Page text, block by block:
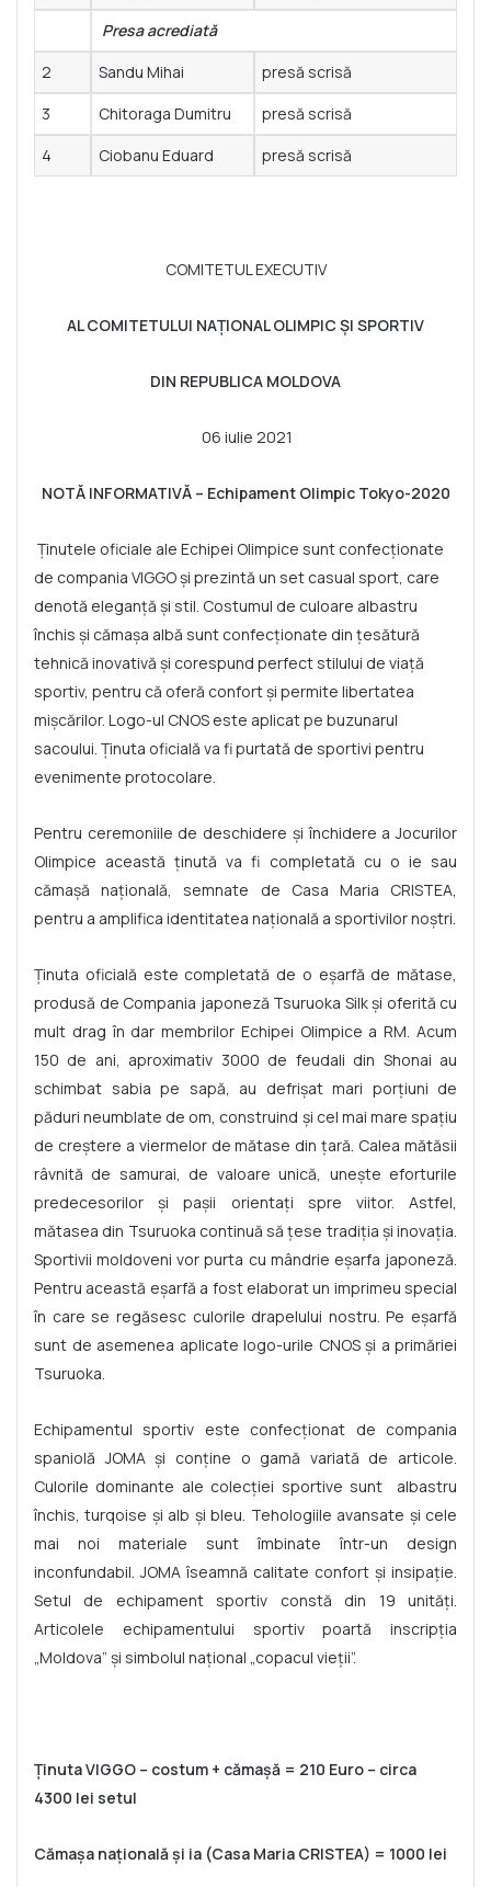
Presa acrediată
2
Sandu Mihai
presă scrisă
3
Chitoraga Dumitru
presă scrisă
4
Ciobanu Eduard presă scrisă
COMITETUL EXECUTIV
AL COMITETULUI NAŢIONAL OLIMPIC ȘI SPORTIV
DIN REPUBLICA MOLDOVA
06 iulie 2021
NOTĂ INFORMATIVĂ – Echipament Olimpic Tokyo-2020
Ținutele oficiale ale Echipei Olimpice sunt confecționate
de compania VIGGO și prezintă un set casual sport, care
denotă eleganță și stil. Costumul de culoare albastru
închis și cămașa albă sunt confecționate din țesătură
tehnică inovativă și corespund perfect stilului de viață
sportiv, pentru că oferă confort și permite libertatea
mișcărilor. Logo-ul CNOS este aplicat pe buzunarul
sacoului. Ținuta oficială va fi purtată de sportivi pentru
evenimente protocolare.
Pentru ceremoniile de deschidere și închidere a Jocurilor
Olimpice această ținută va fi completată cu o ie sau
cămașă națională, semnate de Casa Maria CRISTEA,
pentru a amplifica identitatea națională a sportivilor noștri.
Ținuta oficială este completată de o eșarfă de mătase,
produsă de Compania japoneză Tsuruoka Silk și oferită cu
mult drag în dar membrilor Echipei Olimpice a RM. Acum
150 de ani, aproximativ 3000 de feudali din Shonai au
schimbat sabia pe sapă, au defrișat mari porțiuni de
păduri neumblate de om, construind și cel mai mare spațiu
de creștere a viermelor de mătase din țară. Calea mătăsii
râvnită de samurai, de valoare unică, unește eforturile
predecesorilor și pașii orientați spre viitor. Astfel,
mătasea din Tsuruoka continuă să țese tradiția și inovația.
Sportivii moldoveni vor purta cu mândrie eșarfa japoneză.
Pentru această eșarfă a fost elaborat un imprimeu special
în care se regăsesc culorile drapelului nostru. Pe eșarfă
sunt de asemenea aplicate logo-urile CNOS și a primăriei
Tsuruoka.
Echipamentul sportiv este confecționat de compania
spaniolă JOMA și conține o gamă variată de articole.
Culorile dominante ale colecției sportive sunt albastru
închis, turqoise și alb și bleu. Tehologiile avansate și cele
mai noi materiale sunt îmbinate într-un design
inconfundabil. JOMA îseamnă calitate confort și insipație.
Setul de echipament sportiv constă din 19 unități.
Articolele echipamentului sportiv poartă inscripția
„Moldova” și simbolul național „copacul vieții”.
Ținuta VIGGO – costum + cămașă = 210 Euro – circa
4300 lei setul
Cămașa națională și ia (Casa Maria CRISTEA) = 1000 lei